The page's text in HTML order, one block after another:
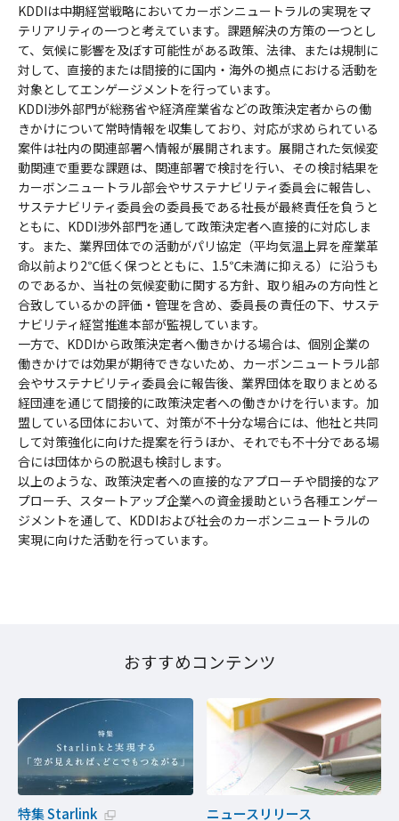
KDDIは中期経営戦略においてカーボンニュートラルの実現をマ
テリアリティの一つと考えています。課題解決の方策の一つとし
て、気候に影響を及ぼす可能性がある政策、法律、または規制に
対して、直接的または間接的に国内・海外の拠点における活動を
対象としてエンゲージメントを行っています。
KDDI渉外部門が総務省や経済産業省などの政策決定者からの働
きかけについて常時情報を収集しており、対応が求められている
案件は社内の関連部署へ情報が展開されます。展開された気候変
動関連で重要な課題は、関連部署で検討を行い、その検討結果を
カーボンニュートラル部会やサステナビリティ委員会に報告し、
サステナビリティ委員会の委員長である社長が最終責任を負うと
ともに、KDDI渉外部門を通して政策決定者へ直接的に対応しま
す。また、業界団体での活動がパリ協定（平均気温上昇を産業革
命以前より2℃低く保つとともに、1.5℃未満に抑える）に沿うも
のであるか、当社の気候変動に関する方針、取り組みの方向性と
合致しているかの評価・管理を含め、委員長の責任の下、サステ
ナビリティ経営推進本部が監視しています。
一方で、KDDIから政策決定者へ働きかける場合は、個別企業の
働きかけでは効果が期待できないため、カーボンニュートラル部
会やサステナビリティ委員会に報告後、業界団体を取りまとめる
経団連を通じて間接的に政策決定者への働きかけを行います。加
盟している団体において、対策が不十分な場合には、他社と共同
して対策強化に向けた提案を行うほか、それでも不十分である場
合には団体からの脱退も検討します。
以上のような、政策決定者への直接的なアプローチや間接的なア
プローチ、スタートアップ企業への資金援助という各種エンゲー
ジメントを通して、KDDIおよび社会のカーボンニュートラルの
実現に向けた活動を行っています。
おすすめコンテンツ
特集 Starlink ニュースリリース